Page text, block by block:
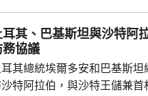
涉事無人機在一架烏克蘭安東
運輸機附近被發現，檢察官
德國政府發言人表示，總理
耳其、巴基斯坦與沙特阿
務協議
其總統埃爾多安和巴基斯坦
特阿拉伯，與沙特王儲兼首